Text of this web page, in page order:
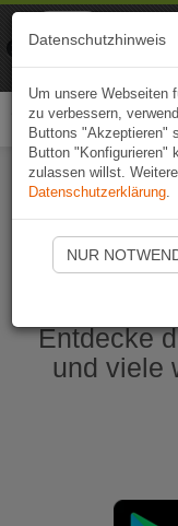
Entdecke
und viele
Datenschutzhinweis
Um unsere Webseiten
zu verbessern,
Buttons "Akzeptieren"
Button "Konfigurieren"
zulassen willst.
Datenschutzerklärung.
NUR
Naviki